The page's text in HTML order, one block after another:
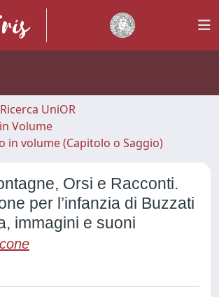
UniOR
Volume
in volume (Capitolo o Saggio)
Orsi e Racconti.
per l’infanzia di Buzzati
immagini e suoni